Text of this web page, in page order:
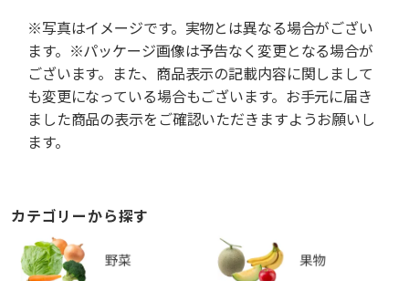
※写真はイメージです。実物とは異なる場合がござい
ます。※パッケージ画像は予告なく変更となる場合が
ございます。また、商品表示の記載内容に関しまして
も変更になっている場合もございます。お手元に届き
ました商品の表示をご確認いただきますようお願いし
ます。
カテゴリーから探す